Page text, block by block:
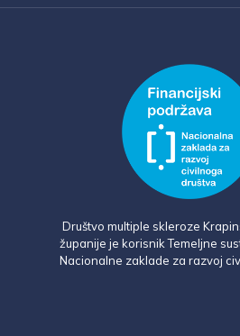
Društvo multiple skleroze
županije je korisnik Temeljne
Nacionalne zaklade za razvoj